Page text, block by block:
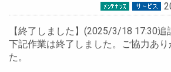
【終了しました】(2025/3/18 17:30追
下記作業は終了しました。ご協力あ
た。